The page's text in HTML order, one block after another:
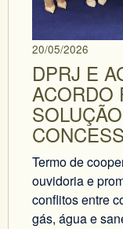
20/05/2026
DPRJ E
ACORDO
Termo de
ouvidoria e
conflitos entre
gás, água e